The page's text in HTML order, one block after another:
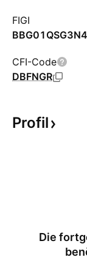
FIGI
CFI-Code
DBFNGR
Profil
Die